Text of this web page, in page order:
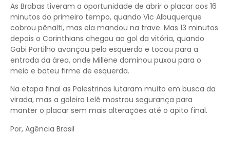
As Brabas tiveram a oportunidade de abrir o placar aos 16
minutos do primeiro tempo, quando Vic Albuquerque
cobrou pênalti, mas ela mandou na trave. Mas 13 minutos
depois o Corinthians chegou ao gol da vitória, quando
Gabi Portilho avançou pela esquerda e tocou para a
entrada da área, onde Millene dominou puxou para o
meio e bateu firme de esquerda.
Na etapa final as Palestrinas lutaram muito em busca da
virada, mas a goleira Lelê mostrou segurança para
manter o placar sem mais alterações até o apito final.
Por, Agência Brasil